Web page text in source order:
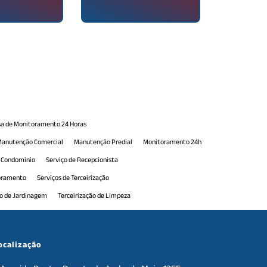
de Monitoramento 24 Horas
Comercial Manutenção Predial
Monitoramento 24h
Serviço de Recepcionista
Serviços de Terceirização
de Jardinagem
Terceirização de Limpeza
de Portaria
Terceirização de Portaria 24h